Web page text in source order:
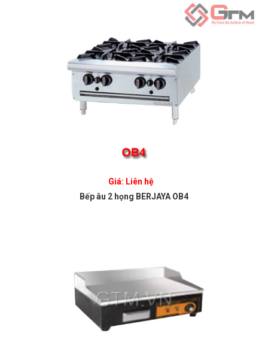
Giá: Liên hệ
Bếp âu 2 họng BERJAYA OB4